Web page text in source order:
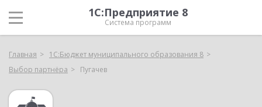
1С:Предприятие 8
Система программ
Главная
1С:Бюджет муниципального образования 8
Выбор партнёра
Пугачев